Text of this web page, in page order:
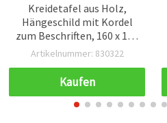
Kreidetafel aus Holz,
Hängeschild mit Kordel
zum Beschriften, 160 x 120
x 3 mm
Artikelnummer: 830322
Kaufen